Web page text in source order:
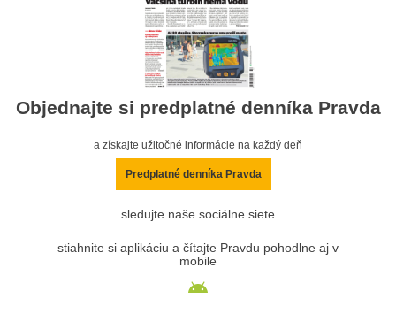
Objednajte si predplatné denníka Pravda
a získajte užitočné informácie na každý deň
Predplatné denníka Pravda
sledujte naše sociálne siete
stiahnite si aplikáciu a čítajte Pravdu pohodlne aj v
mobile